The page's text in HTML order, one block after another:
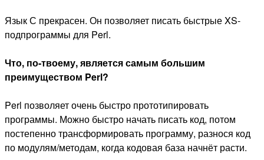
Язык С прекрасен. Он позволяет писать быстрые XS-
подпрограммы для Perl.
Что, по-твоему, является самым большим
преимуществом Perl?
Perl позволяет очень быстро прототипировать
программы. Можно быстро начать писать код, потом
постепенно трансформировать программу, разнося код
по модулям/методам, когда кодовая база начнёт расти.